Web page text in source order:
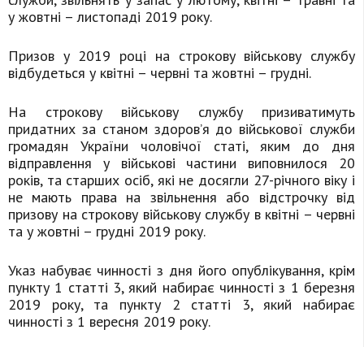
у жовтні – листопаді 2019 року.
Призов у 2019 році на строкову військову службу
відбудеться у квітні – червні та жовтні – грудні.
На строкову військову службу призиватимуть
придатних за станом здоров’я до військової служби
громадян України чоловічої статі, яким до дня
відправлення у військові частини виповнилося 20
років, та старших осіб, які не досягли 27-річного віку і
не мають права на звільнення або відстрочку від
призову на строкову військову службу в квітні – червні
та у жовтні – грудні 2019 року.
Указ набуває чинності з дня його опублікування, крім
пункту 1 статті 3, який набирає чинності з 1 березня
2019 року, та пункту 2 статті 3, який набирає
чинності з 1 вересня 2019 року.